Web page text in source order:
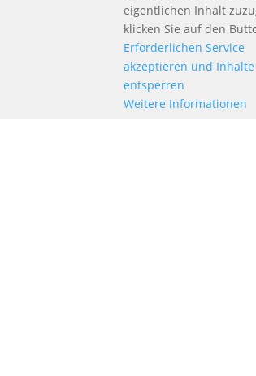
eigentlichen Inhalt
klicken Sie auf den
Erforderlichen Service
akzeptieren und Inhalte
entsperren
Weitere Informationen